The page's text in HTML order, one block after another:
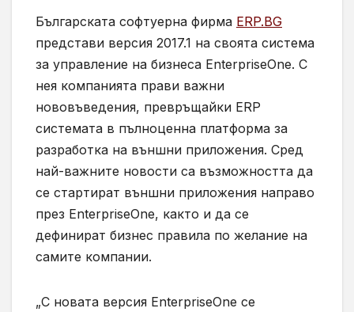
Българската софтуерна фирма ERP.BG
представи версия 2017.1 на своята система
за управление на бизнеса EnterpriseOne. С
нея компанията прави важни
нововъведения, превръщайки ERP
системата в пълноценна платформа за
разработка на външни приложения. Сред
най-важните новости са възможността да
се стартират външни приложения направо
през EnterpriseOne, както и да се
дефинират бизнес правила по желание на
самите компании.
„С новата версия EnterpriseOne се